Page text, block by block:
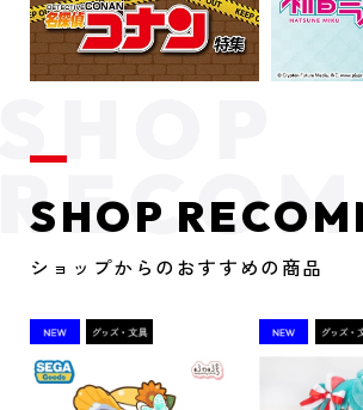
SHOP
ショップからのおすすめの商品